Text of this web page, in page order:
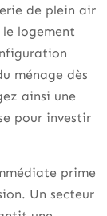
de plein air
logement
ménage dès
ainsi une
pour investir
prime
Un secteur